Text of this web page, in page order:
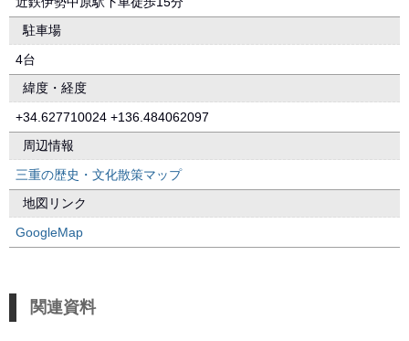
駐車場
4台
緯度・経度
+34.627710024 +136.484062097
周辺情報
三重の歴史・文化散策マップ
地図リンク
GoogleMap
関連資料